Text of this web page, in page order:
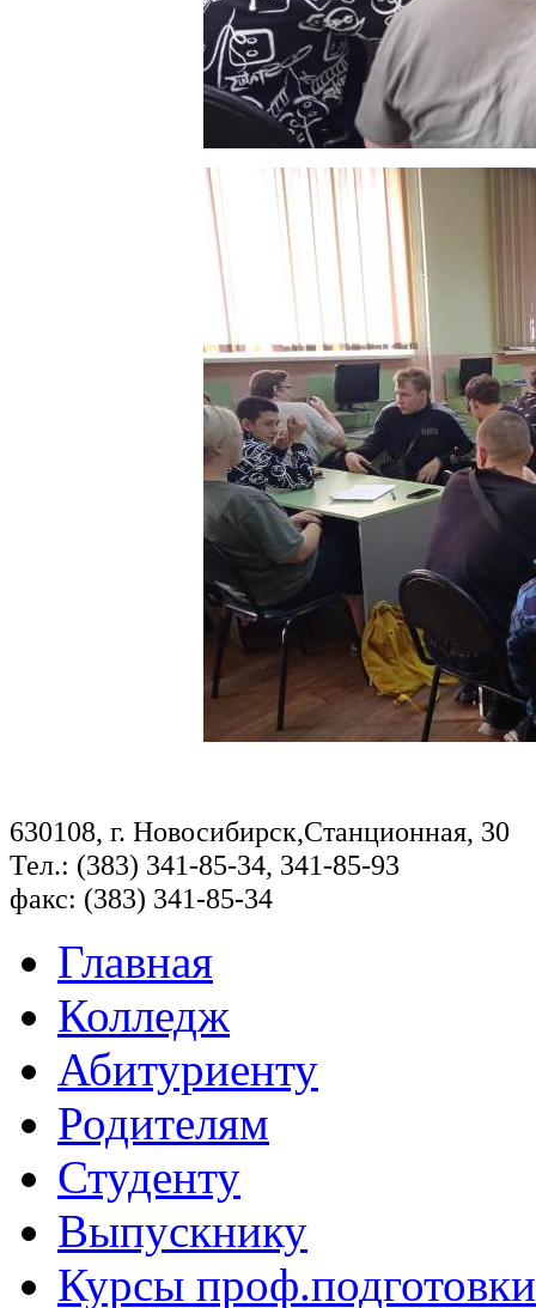
630108, г. Новосибирск,Станционная, 30
Тел.: (383) 341-85-34, 341-85-93
факс: (383) 341-85-34
Главная
Колледж
Абитуриенту
Родителям
Студенту
Выпускнику
Курсы проф.подготовки